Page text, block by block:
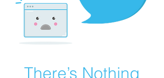
There’s Nothing